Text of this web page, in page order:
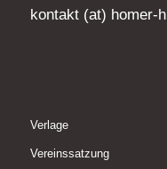
kontakt (at) homer-
Verlage
Vereinssatzung